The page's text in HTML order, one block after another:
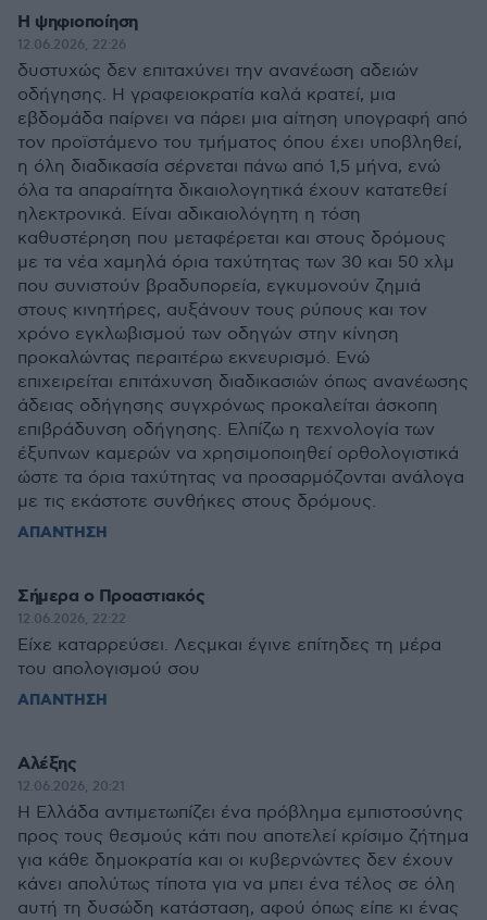
Η ψηφιοποίηση
12.06.2026, 22:26
δυστυχώς δεν επιταχύνει την ανανέωση αδειών
οδήγησης. Η γραφειοκρατία καλά κρατεί, μια
εβδομάδα παίρνει να πάρει μια αίτηση υπογραφή από
τον προϊστάμενο του τμήματος όπου έχει υποβληθεί,
η όλη διαδικασία σέρνεται πάνω από 1,5 μήνα, ενώ
όλα τα απαραίτητα δικαιολογητικά έχουν κατατεθεί
ηλεκτρονικά. Είναι αδικαιολόγητη η τόση
καθυστέρηση που μεταφέρεται και στους δρόμους
με τα νέα χαμηλά όρια ταχύτητας των 30 και 50 χλμ
που συνιστούν βραδυπορεία, εγκυμονούν ζημιά
στους κινητήρες, αυξάνουν τους ρύπους και τον
χρόνο εγκλωβισμού των οδηγών στην κίνηση
προκαλώντας περαιτέρω εκνευρισμό. Ενώ
επιχειρείται επιτάχυνση διαδικασιών όπως ανανέωσης
άδειας οδήγησης συγχρόνως προκαλείται άσκοπη
επιβράδυνση οδήγησης. Ελπίζω η τεχνολογία των
έξυπνων καμερών να χρησιμοποιηθεί ορθολογιστικά
ώστε τα όρια ταχύτητας να προσαρμόζονται ανάλογα
με τις εκάστοτε συνθήκες στους δρόμους.
ΑΠΑΝΤΗΣΗ
Σήμερα ο Προαστιακός
12.06.2026, 22:22
Είχε καταρρεύσει. Λεςμκαι έγινε επίτηδες τη μέρα
του απολογισμού σου
ΑΠΑΝΤΗΣΗ
Αλέξης
12.06.2026, 20:21
H Ελλάδα αντιμετωπίζει ένα πρόβλημα εμπιστοσύνης
προς τους θεσμούς κάτι που αποτελεί κρίσιμο ζήτημα
για κάθε δημοκρατία και οι κυβερνώντες δεν έχουν
κάνει απολύτως τίποτα για να μπει ένα τέλος σε όλη
αυτή τη δυσώδη κατάσταση, αφού όπως είπε κι ένας